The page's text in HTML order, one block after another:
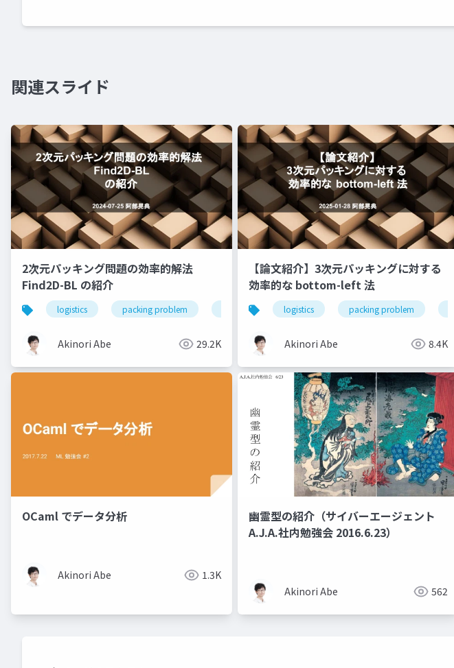
関連スライド
2次元パッキング問題の効率的解法
Find2D-BL の紹介
logistics packing problem mathematics optimization
Akinori Abe 29.2K
【論文紹介】3次元パッキングに対する
効率的な bottom-left 法
logistics packing problem
Akinori Abe 8.4K
OCaml でデータ分析
Akinori Abe 1.3K
幽霊型の紹介（サイバーエージェント
A.J.A.社内勉強会 2016.6.23）
Akinori Abe 562